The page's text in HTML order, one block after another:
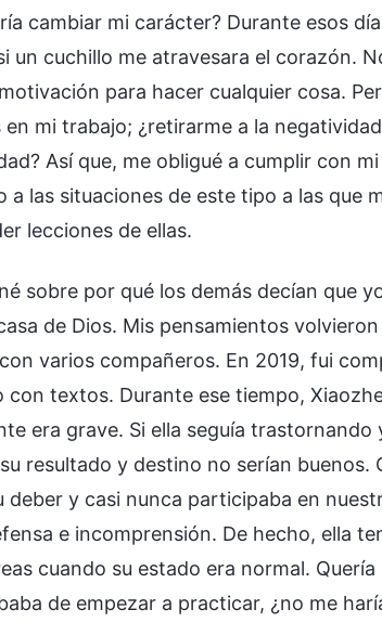
cambiar mi carácter? Durante esos
un cuchillo me atravesara el corazón.
para hacer cualquier cosa.
mi trabajo; ¿retirarme a la
Así que, me obligué a cumplir con
a las situaciones de este tipo a las que
lecciones de ellas.
sobre por qué los demás decían que
de Dios. Mis pensamientos
varios compañeros. En 2019, fui
textos. Durante ese tiempo,
era grave. Si ella seguía
resultado y destino no serían buenos.
deber y casi nunca participaba en
e incomprensión. De hecho, ella
cuando su estado era normal.
de empezar a practicar, ¿no me